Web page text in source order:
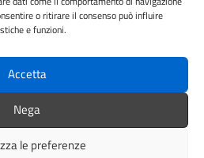
o ritirare il consenso può influire
e funzioni.
Accetta
Nega
le preferenze
YouTube